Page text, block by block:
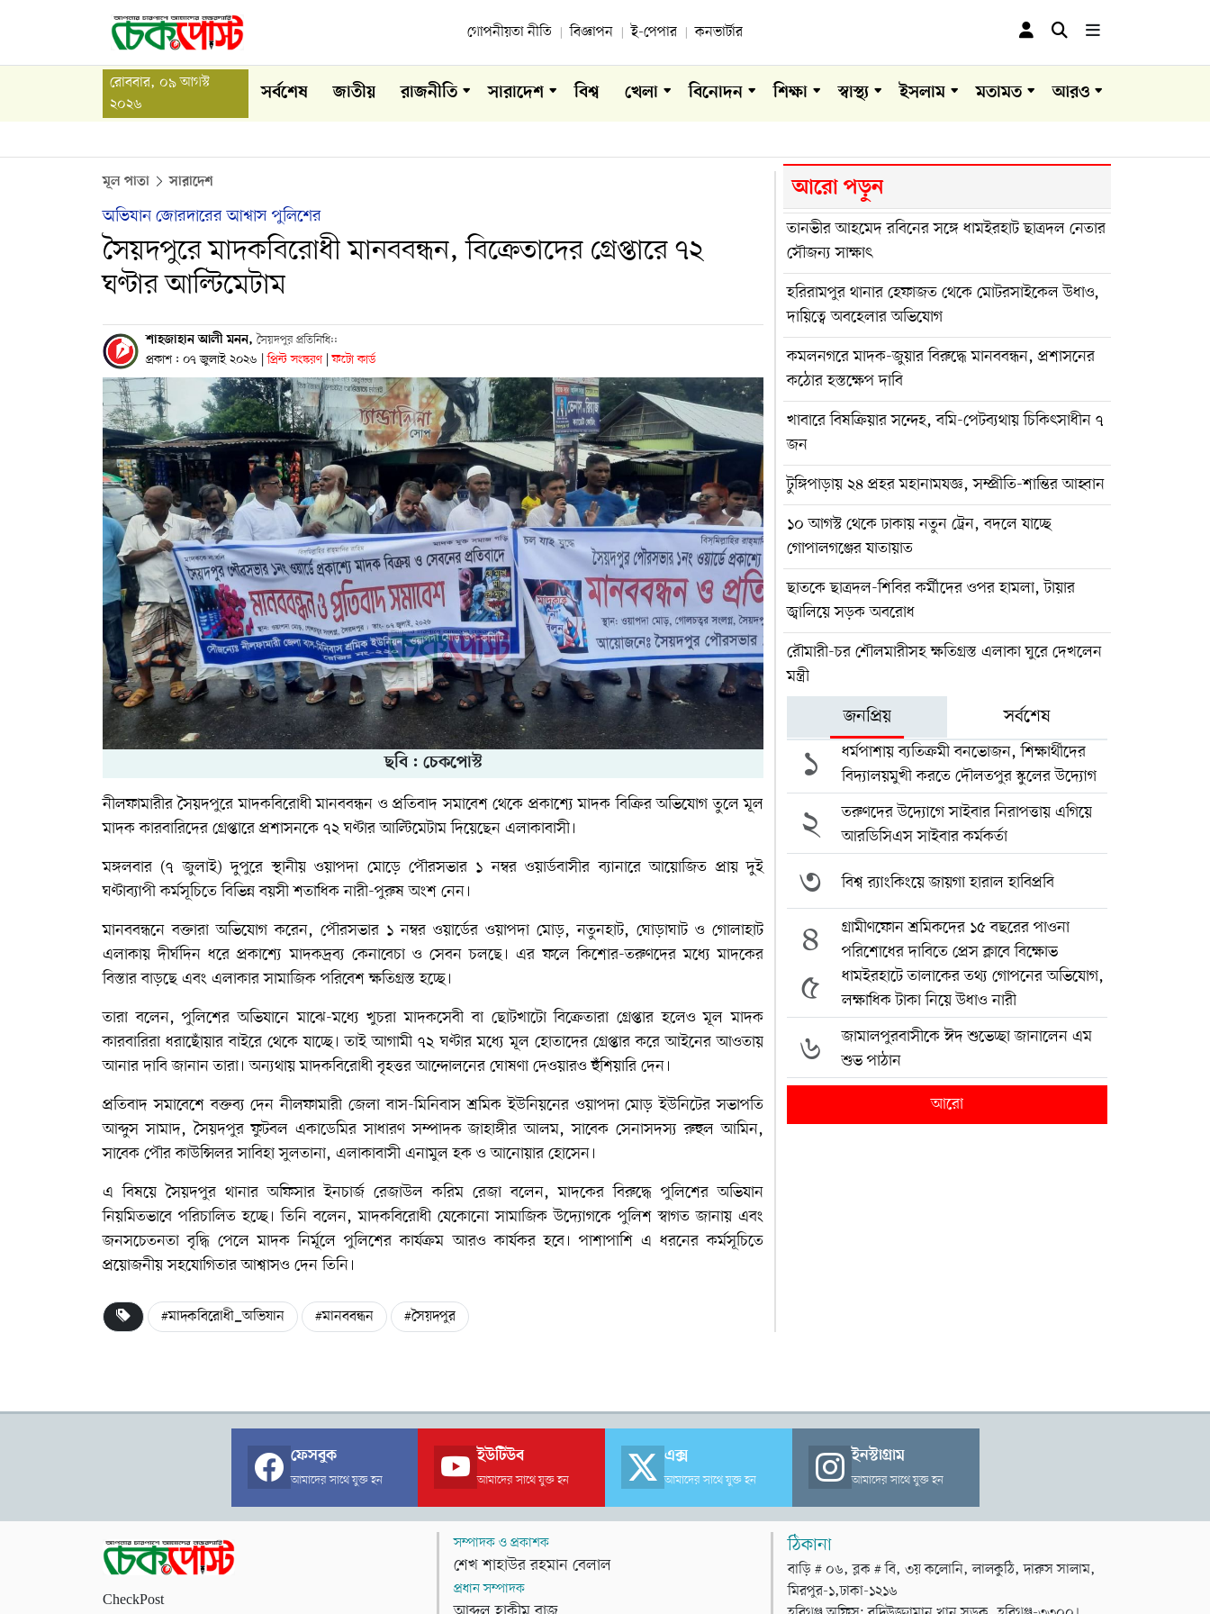
গোপনীয়তা নীতি বিজ্ঞাপন ই-পেপার কনভার্টার
রোববার, ০৯ আগস্ট
২০২৬
সর্বশেষ জাতীয় রাজনীতি সারাদেশ বিশ্ব খেলা বিনোদন শিক্ষা স্বাস্থ্য ইসলাম মতামত আরও
মূল পাতা সারাদেশ
অভিযান জোরদারের আশ্বাস পুলিশের
সৈয়দপুরে মাদকবিরোধী মানববন্ধন, বিক্রেতাদের গ্রেপ্তারে ৭২
ঘণ্টার আল্টিমেটাম
শাহজাহান আলী মনন, সৈয়দপুর প্রতিনিধি::
প্রকাশ : ০৭ জুলাই ২০২৬ | প্রিন্ট সংস্করণ | ফটো কার্ড
ছবি : চেকপোস্ট
নীলফামারীর সৈয়দপুরে মাদকবিরোধী মানববন্ধন ও প্রতিবাদ সমাবেশ থেকে প্রকাশ্যে মাদক বিক্রির অভিযোগ তুলে মূল
মাদক কারবারিদের গ্রেপ্তারে প্রশাসনকে ৭২ ঘণ্টার আল্টিমেটাম দিয়েছেন এলাকাবাসী।
মঙ্গলবার (৭ জুলাই) দুপুরে স্থানীয় ওয়াপদা মোড়ে পৌরসভার ১ নম্বর ওয়ার্ডবাসীর ব্যানারে আয়োজিত প্রায় দুই
ঘণ্টাব্যাপী কর্মসূচিতে বিভিন্ন বয়সী শতাধিক নারী-পুরুষ অংশ নেন।
মানববন্ধনে বক্তারা অভিযোগ করেন, পৌরসভার ১ নম্বর ওয়ার্ডের ওয়াপদা মোড়, নতুনহাট, ঘোড়াঘাট ও গোলাহাট
এলাকায় দীর্ঘদিন ধরে প্রকাশ্যে মাদকদ্রব্য কেনাবেচা ও সেবন চলছে। এর ফলে কিশোর-তরুণদের মধ্যে মাদকের
বিস্তার বাড়ছে এবং এলাকার সামাজিক পরিবেশ ক্ষতিগ্রস্ত হচ্ছে।
তারা বলেন, পুলিশের অভিযানে মাঝে-মধ্যে খুচরা মাদকসেবী বা ছোটখাটো বিক্রেতারা গ্রেপ্তার হলেও মূল মাদক
কারবারিরা ধরাছোঁয়ার বাইরে থেকে যাচ্ছে। তাই আগামী ৭২ ঘণ্টার মধ্যে মূল হোতাদের গ্রেপ্তার করে আইনের আওতায়
আনার দাবি জানান তারা। অন্যথায় মাদকবিরোধী বৃহত্তর আন্দোলনের ঘোষণা দেওয়ারও হুঁশিয়ারি দেন।
প্রতিবাদ সমাবেশে বক্তব্য দেন নীলফামারী জেলা বাস-মিনিবাস শ্রমিক ইউনিয়নের ওয়াপদা মোড় ইউনিটের সভাপতি
আব্দুস সামাদ, সৈয়দপুর ফুটবল একাডেমির সাধারণ সম্পাদক জাহাঙ্গীর আলম, সাবেক সেনাসদস্য রুহুল আমিন,
সাবেক পৌর কাউন্সিলর সাবিহা সুলতানা, এলাকাবাসী এনামুল হক ও আনোয়ার হোসেন।
এ বিষয়ে সৈয়দপুর থানার অফিসার ইনচার্জ রেজাউল করিম রেজা বলেন, মাদকের বিরুদ্ধে পুলিশের অভিযান
নিয়মিতভাবে পরিচালিত হচ্ছে। তিনি বলেন, মাদকবিরোধী যেকোনো সামাজিক উদ্যোগকে পুলিশ স্বাগত জানায় এবং
জনসচেতনতা বৃদ্ধি পেলে মাদক নির্মূলে পুলিশের কার্যক্রম আরও কার্যকর হবে। পাশাপাশি এ ধরনের কর্মসূচিতে
প্রয়োজনীয় সহযোগিতার আশ্বাসও দেন তিনি।
#মাদকবিরোধী_অভিযান #মানববন্ধন #সৈয়দপুর
আরো পড়ুন
তানভীর আহমেদ রবিনের সঙ্গে ধামইরহাট ছাত্রদল নেতার
সৌজন্য সাক্ষাৎ
হরিরামপুর থানার হেফাজত থেকে মোটরসাইকেল উধাও,
দায়িত্বে অবহেলার অভিযোগ
কমলনগরে মাদক-জুয়ার বিরুদ্ধে মানববন্ধন, প্রশাসনের
কঠোর হস্তক্ষেপ দাবি
খাবারে বিষক্রিয়ার সন্দেহ, বমি-পেটব্যথায় চিকিৎসাধীন ৭
জন
টুঙ্গিপাড়ায় ২৪ প্রহর মহানামযজ্ঞ, সম্প্রীতি-শান্তির আহ্বান
১০ আগস্ট থেকে ঢাকায় নতুন ট্রেন, বদলে যাচ্ছে
গোপালগঞ্জের যাতায়াত
ছাতকে ছাত্রদল-শিবির কর্মীদের ওপর হামলা, টায়ার
জ্বালিয়ে সড়ক অবরোধ
রৌমারী-চর শৌলমারীসহ ক্ষতিগ্রস্ত এলাকা ঘুরে দেখলেন
মন্ত্রী
জনপ্রিয় সর্বশেষ
১
ধর্মপাশায় ব্যতিক্রমী বনভোজন, শিক্ষার্থীদের
বিদ্যালয়মুখী করতে দৌলতপুর স্কুলের উদ্যোগ
২
তরুণদের উদ্যোগে সাইবার নিরাপত্তায় এগিয়ে
আরডিসিএস সাইবার কর্মকর্তা
৩ বিশ্ব র‍্যাংকিংয়ে জায়গা হারাল হাবিপ্রবি
৪
গ্রামীণফোন শ্রমিকদের ১৫ বছরের পাওনা
পরিশোধের দাবিতে প্রেস ক্লাবে বিক্ষোভ
৫
ধামইরহাটে তালাকের তথ্য গোপনের অভিযোগ,
লক্ষাধিক টাকা নিয়ে উধাও নারী
৬
জামালপুরবাসীকে ঈদ শুভেচ্ছা জানালেন এম
শুভ পাঠান
আরো
ফেসবুক
আমাদের সাথে যুক্ত হন
ইউটিউব
আমাদের সাথে যুক্ত হন
এক্স
আমাদের সাথে যুক্ত হন
ইনস্টাগ্রাম
আমাদের সাথে যুক্ত হন
CheckPost
সম্পাদক ও প্রকাশক
শেখ শাহাউর রহমান বেলাল
প্রধান সম্পাদক
ঠিকানা
বাড়ি # ০৬, ব্লক # বি, ৩য় কলোনি, লালকুঠি, দারুস সালাম,
মিরপুর-১,ঢাকা-১২১৬